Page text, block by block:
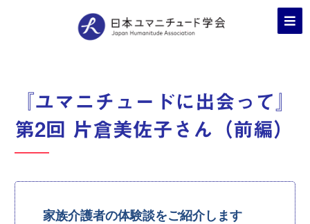
『ユマニチュードに出会って』
第2回 片倉美佐子さん（前編）
家族介護者の体験談をご紹介します